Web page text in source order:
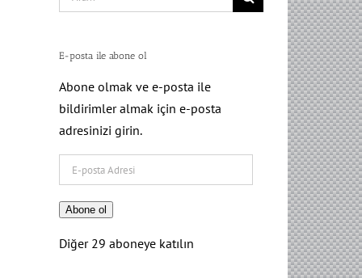
for:
E-posta ile abone ol
Abone olmak ve e-posta ile
bildirimler almak için e-posta
adresinizi girin.
posta
Adresi
Abone ol
Diğer 29 aboneye katılın